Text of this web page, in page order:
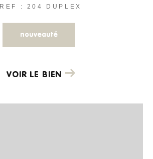
REF : 204 DUPLEX
nouveauté
VOIR LE BIEN